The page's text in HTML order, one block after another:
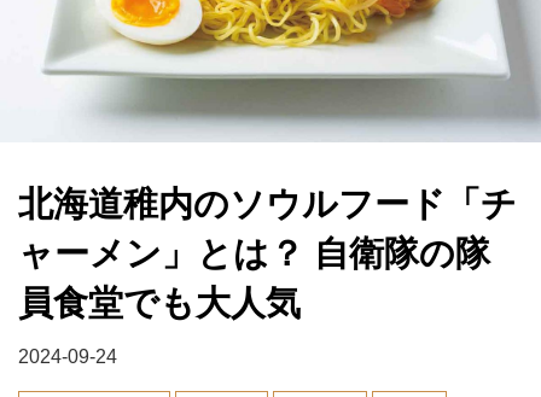
北海道稚内のソウルフード「チ
ャーメン」とは？ 自衛隊の隊
員食堂でも大人気
2024-09-24